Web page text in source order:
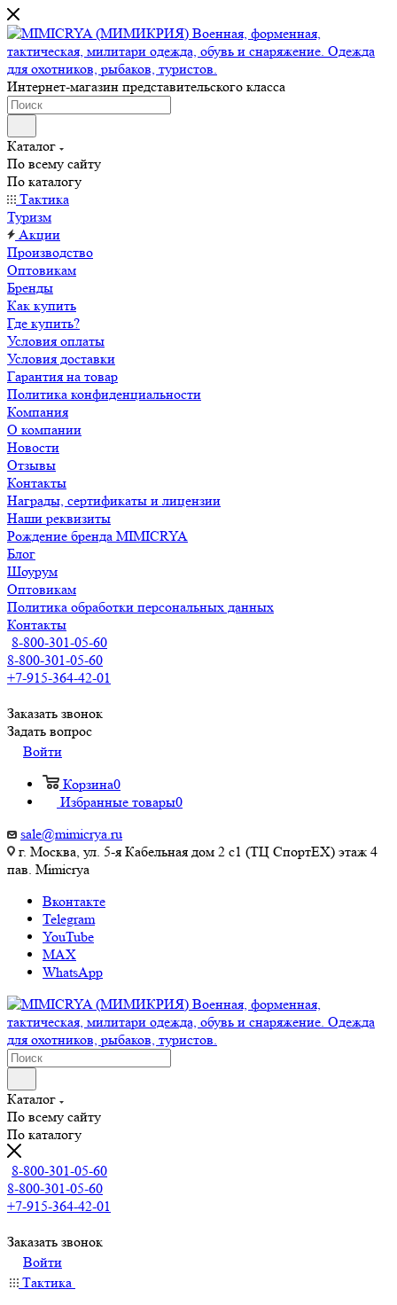
Интернет-магазин представительского класса
Каталог
По всему сайту
По каталогу
Тактика
Туризм
Акции
Производство
Оптовикам
Бренды
Как купить
Где купить?
Условия оплаты
Условия доставки
Гарантия на товар
Политика конфиденциальности
Компания
О компании
Новости
Отзывы
Контакты
Награды, сертификаты и лицензии
Наши реквизиты
Рождение бренда MIMICRYA
Блог
Шоурум
Оптовикам
Политика обработки персональных данных
Контакты
8-800-301-05-60
8-800-301-05-60
+7-915-364-42-01
Заказать звонок
Задать вопрос
Войти
Корзина0
Избранные товары0
sale@mimicrya.ru
г. Москва, ул. 5-я Кабельная дом 2 с1 (ТЦ СпортEX) этаж 4
пав. Mimicrya
Вконтакте
Telegram
YouTube
MAX
WhatsApp
Каталог
По всему сайту
По каталогу
8-800-301-05-60
8-800-301-05-60
+7-915-364-42-01
Заказать звонок
Войти
Тактика